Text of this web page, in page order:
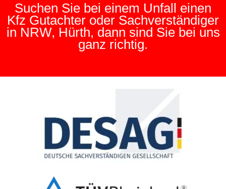
Suchen Sie bei einem Unfall einen
Kfz Gutachter oder Sachverständiger
in NRW, Hürth, dann sind Sie bei uns
ganz richtig.